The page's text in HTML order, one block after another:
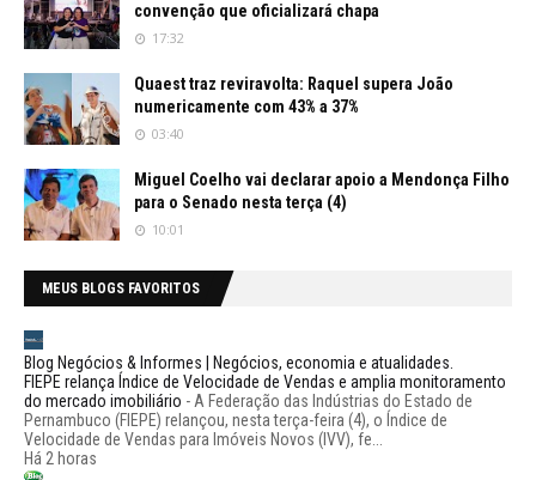
convenção que oficializará chapa
17:32
Quaest traz reviravolta: Raquel supera João
numericamente com 43% a 37%
03:40
Miguel Coelho vai declarar apoio a Mendonça Filho
para o Senado nesta terça (4)
10:01
MEUS BLOGS FAVORITOS
Blog Negócios & Informes | Negócios, economia e atualidades.
FIEPE relança Índice de Velocidade de Vendas e amplia monitoramento
do mercado imobiliário - A Federação das Indústrias do Estado de
Pernambuco (FIEPE) relançou, nesta terça-feira (4), o Índice de
Velocidade de Vendas para Imóveis Novos (IVV), fe...
Há 2 horas